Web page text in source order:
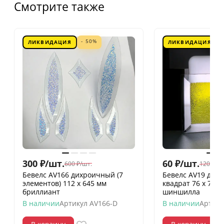
Смотрите также
ЛИКВИДАЦИЯ - 50%
300 ₽/шт.600 ₽/шт.
Бевелс AV166 дихроичный (7
элементов) 112 х 645 мм
бриллиант
В наличииАртикул AV166-D
ЛИКВИДАЦИЯ
60 ₽/шт.120
Бевелс AV19
квадрат 76 х 76
шиншилла
В наличии